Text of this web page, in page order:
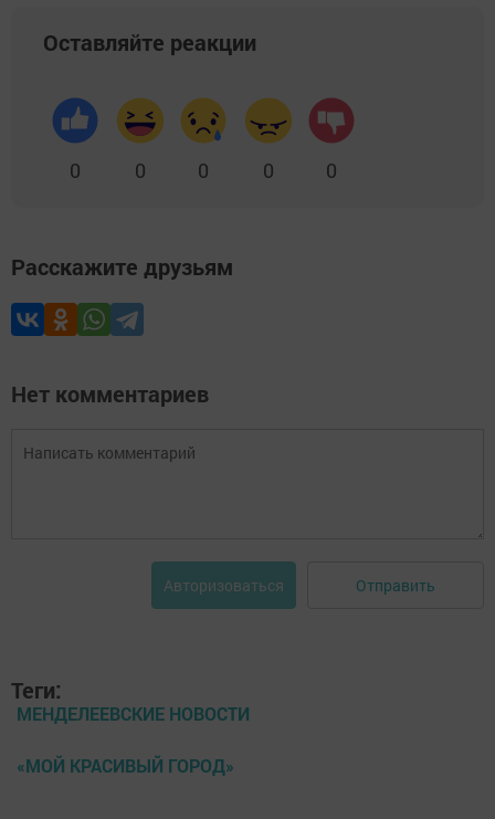
Оставляйте реакции
0 0 0 0 0
Расскажите друзьям
Нет комментариев
Авторизоваться Отправить
Теги:
МЕНДЕЛЕЕВСКИЕ НОВОСТИ
«МОЙ КРАСИВЫЙ ГОРОД»